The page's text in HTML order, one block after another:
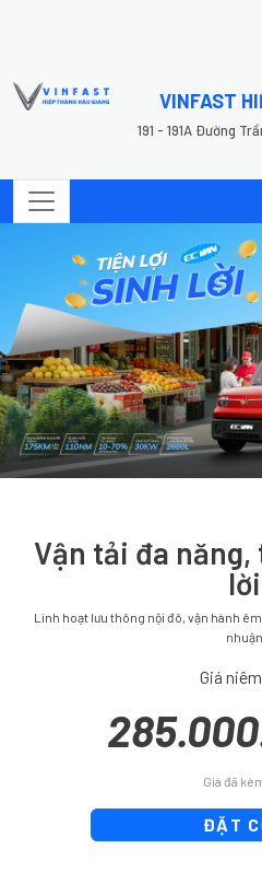
VINFAST
191 - 191A Đường
Vận tải đa
lời
Linh hoạt lưu thông nội đô, vận hành
nhuận
Giá
Giá đã
ĐẶT